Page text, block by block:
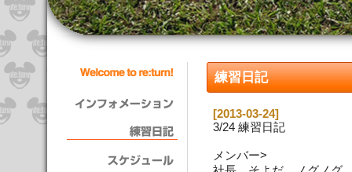
練習日記
[2013-03-24]
3/24 練習日記
メンバー>